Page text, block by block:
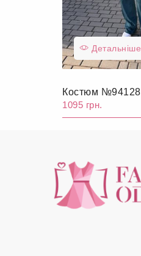
Детальніше
Костюм №94128
1095 грн.